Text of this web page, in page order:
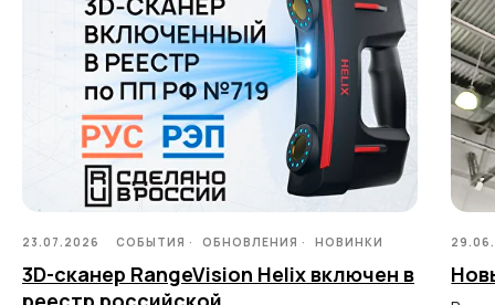
23.07.2026 СОБЫТИЯ ОБНОВЛЕНИЯ НОВИНКИ
3D-сканер RangeVision Helix включен в
Copyright © 2026 RangeVision.
Все права защищены.
Это официальный сайт компании
RangeVision
Support
Distributors
Services
MAIN